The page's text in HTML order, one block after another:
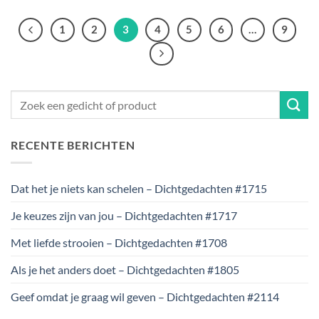
1 2 3 4 5 6 … 9
RECENTE BERICHTEN
Dat het je niets kan schelen – Dichtgedachten #1715
Je keuzes zijn van jou – Dichtgedachten #1717
Met liefde strooien – Dichtgedachten #1708
Als je het anders doet – Dichtgedachten #1805
Geef omdat je graag wil geven – Dichtgedachten #2114